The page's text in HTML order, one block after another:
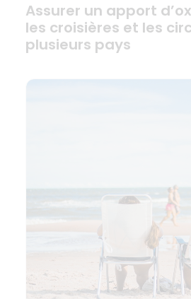
Assurer un apport
les croisières et les
plusieurs pays